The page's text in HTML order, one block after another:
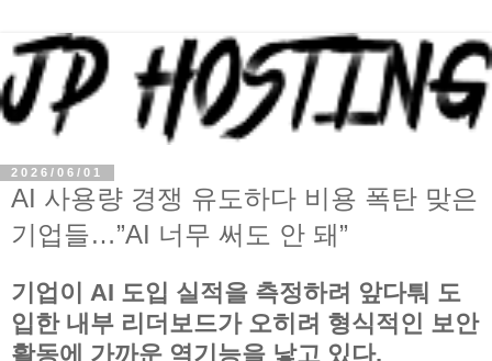
2026/06/01
AI 사용량 경쟁 유도하다 비용 폭탄 맞은
기업들…”AI 너무 써도 안 돼”
기업이 AI 도입 실적을 측정하려 앞다퉈 도
입한 내부 리더보드가 오히려 형식적인 보안
활동에 가까운 역기능을 낳고 있다.